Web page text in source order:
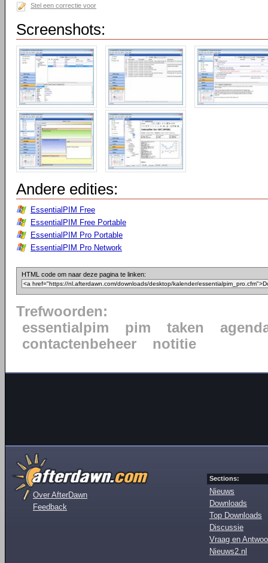
Stel een correctie voor
Screenshots:
Andere edities:
EssentialPIM Free
EssentialPIM Free Portable
EssentialPIM Pro Portable
EssentialPIM Pro Network
HTML code om naar deze pagina te linken:
Trefwoorden:
essentialpim
pim taken
contactenbeheer
notitie
Over AfterDawn
Feedback
Sections:
Nieuws
Downloads
Top Downloads
Discussie
Vraag en
Nieuws2.nl